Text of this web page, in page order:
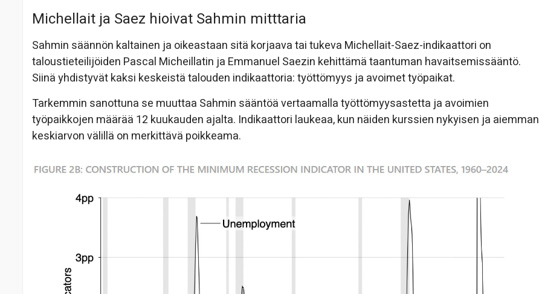
Michellait ja Saez hioivat Sahmin mitttaria
Sahmin säännön kaltainen ja oikeastaan sitä korjaava tai tukeva Michellait-Saez-indikaattori on
taloustieteilijöiden Pascal Micheillatin ja Emmanuel Saezin kehittämä taantuman havaitsemissääntö.
Siinä yhdistyvät kaksi keskeistä talouden indikaattoria: työttömyys ja avoimet työpaikat.
Tarkemmin sanottuna se muuttaa Sahmin sääntöä vertaamalla työttömyysastetta ja avoimien
työpaikkojen määrää 12 kuukauden ajalta. Indikaattori laukeaa, kun näiden kurssien nykyisen ja aiemman
keskiarvon välillä on merkittävä poikkeama.